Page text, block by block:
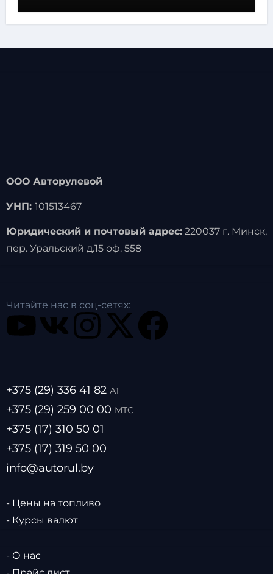
ООО Авторулевой
УНП: 101513467
Юридический и почтовый адрес:220037 г. Минск,
пер. Уральский д.15 оф. 558
Читайте нас в соц-сетях:
+375 (29) 336 41 82 А1
+375 (29) 259 00 00 МТС
+375 (17) 310 50 01
+375 (17) 319 50 00
info@autorul.by
- Цены на топливо
- Курсы валют
- О нас